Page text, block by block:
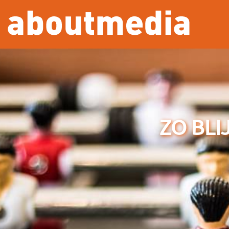
Overslaan en naar de inhoud gaan
ZO